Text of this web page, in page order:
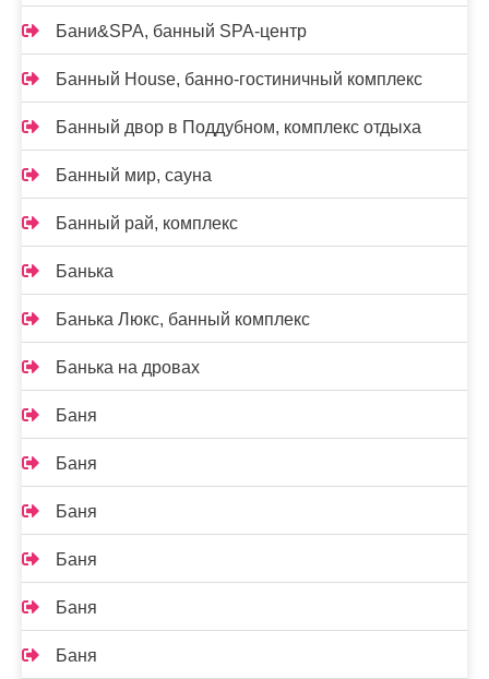
Бани&SPA, банный SPA-центр
Банный House, банно-гостиничный комплекс
Банный двор в Поддубном, комплекс отдыха
Банный мир, сауна
Банный рай, комплекс
Банька
Банька Люкс, банный комплекс
Банька на дровах
Баня
Баня
Баня
Баня
Баня
Баня